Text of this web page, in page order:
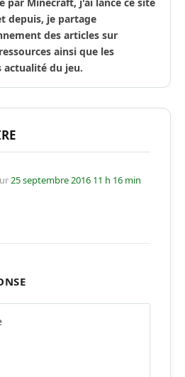
depuis, je partage
des articles sur
ainsi que les
actualité du jeu.
25 septembre 2016 11 h 16 min